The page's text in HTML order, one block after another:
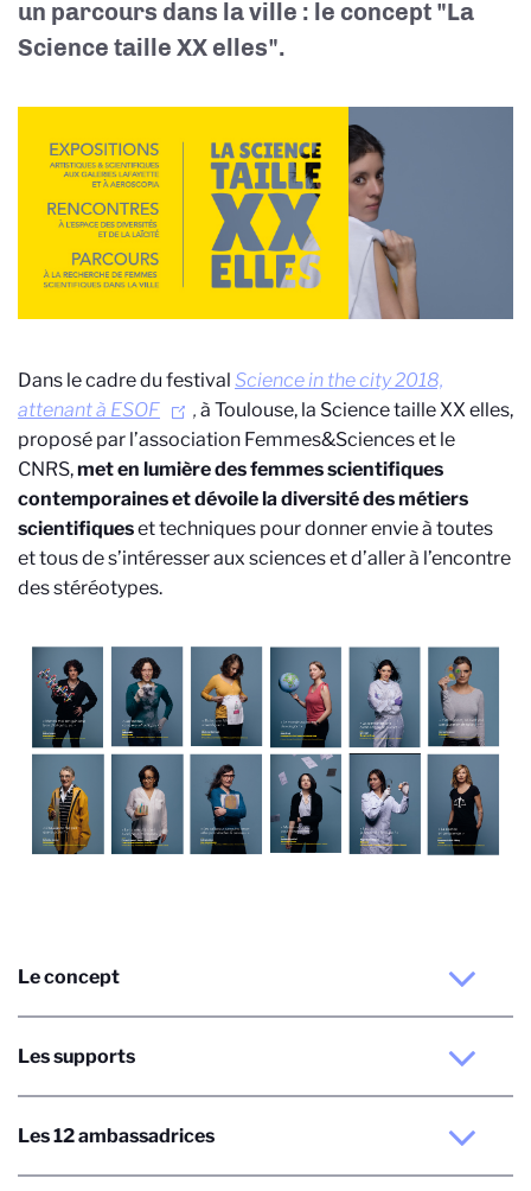
un parcours dans la ville : le concept "La
Science taille XX elles".
Dans le cadre du festival Science in the city 2018,
attenant à ESOF
, à Toulouse, la Science taille XX elles,
proposé par l’association Femmes&Sciences et le
CNRS,met en lumière des femmes scientifiques
contemporaines et dévoile la diversité des métiers
scientifiqueset techniques pour donner envie à toutes
et tous de s’intéresser aux sciences et d’aller à l’encontre
des stéréotypes.
Le concept
Les supports
Les 12 ambassadrices